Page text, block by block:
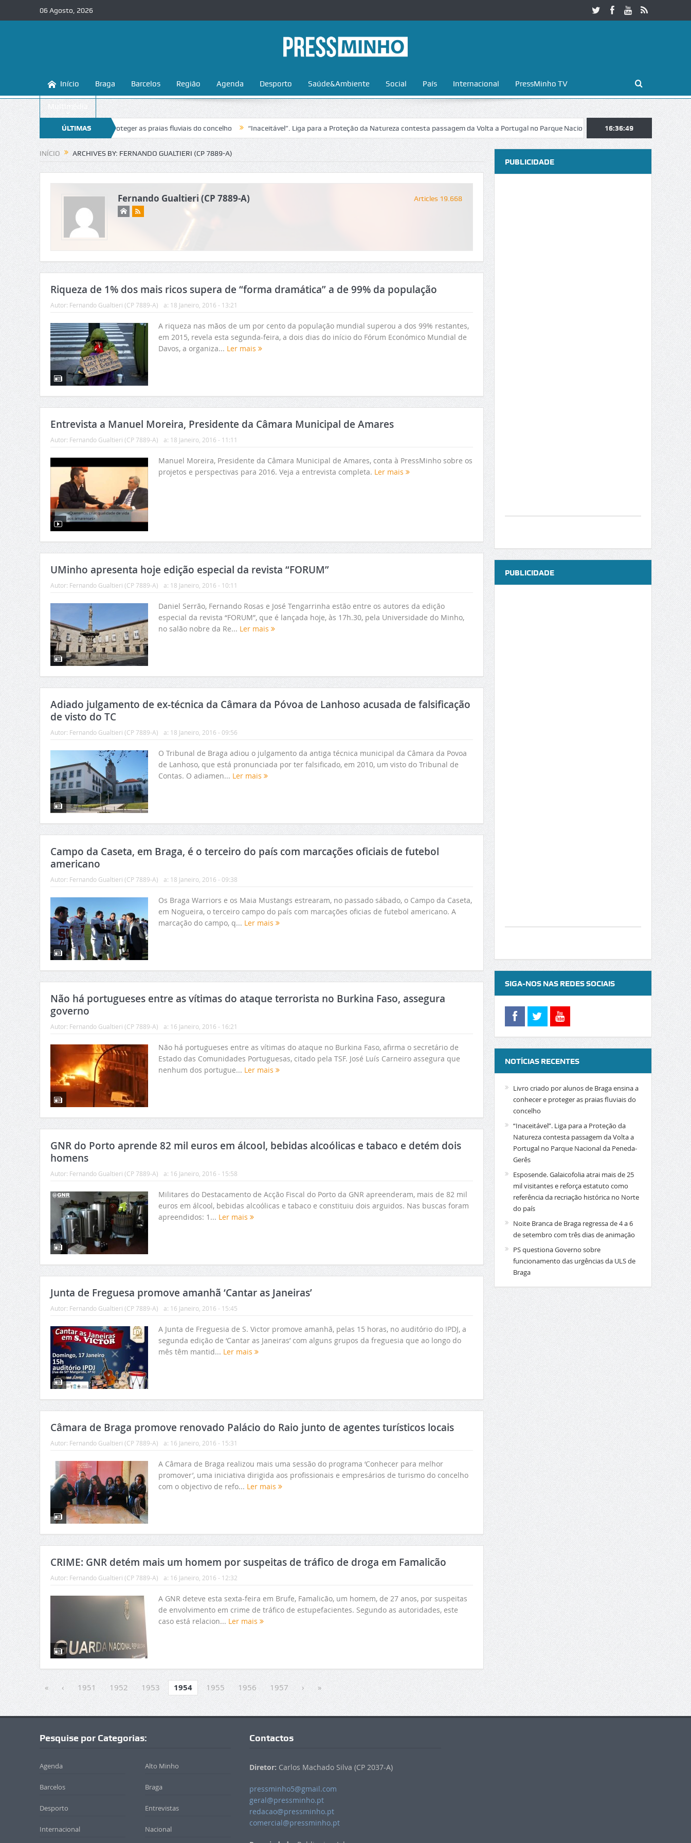
06 Agosto, 2026
Início Braga Barcelos Região Agenda Desporto Saúde&Ambiente Social País Internacional PressMinho TV
Multimédia
ÚLTIMAS
NOTÍCIAS
ensina a conhecer e proteger as praias fluviais do concelho “Inaceitável”. Liga para a Proteção da Natureza contesta passagem da Volta a Portugal no Parque Nacional da Peneda-Gerês Esposende.
16:36:50
INÍCIO ARCHIVES BY: FERNANDO GUALTIERI (CP 7889-A)
Fernando Gualtieri (CP 7889-A) Articles 19.668
Riqueza de 1% dos mais ricos supera de “forma dramática” a de 99% da população
Autor: Fernando Gualtieri (CP 7889-A) a: 18 Janeiro, 2016 - 13:21
A riqueza nas mãos de um por cento da população mundial superou a dos 99% restantes,
em 2015, revela esta segunda-feira, a dois dias do início do Fórum Económico Mundial de
Davos, a organiza... Ler mais
Entrevista a Manuel Moreira, Presidente da Câmara Municipal de Amares
Autor: Fernando Gualtieri (CP 7889-A) a: 18 Janeiro, 2016 - 11:11
Manuel Moreira, Presidente da Câmara Municipal de Amares, conta à PressMinho sobre os
projetos e perspectivas para 2016. Veja a entrevista completa. Ler mais
UMinho apresenta hoje edição especial da revista “FORUM”
Autor: Fernando Gualtieri (CP 7889-A) a: 18 Janeiro, 2016 - 10:11
Daniel Serrão, Fernando Rosas e José Tengarrinha estão entre os autores da edição
especial da revista “FORUM”, que é lançada hoje, às 17h.30, pela Universidade do Minho,
no salão nobre da Re... Ler mais
Adiado julgamento de ex-técnica da Câmara da Póvoa de Lanhoso acusada de falsificação
de visto do TC
Autor: Fernando Gualtieri (CP 7889-A) a: 18 Janeiro, 2016 - 09:56
O Tribunal de Braga adiou o julgamento da antiga técnica municipal da Câmara da Povoa
de Lanhoso, que está pronunciada por ter falsificado, em 2010, um visto do Tribunal de
Contas. O adiamen... Ler mais
Campo da Caseta, em Braga, é o terceiro do país com marcações oficiais de futebol
americano
Autor: Fernando Gualtieri (CP 7889-A) a: 18 Janeiro, 2016 - 09:38
Os Braga Warriors e os Maia Mustangs estrearam, no passado sábado, o Campo da Caseta,
em Nogueira, o terceiro campo do país com marcações oficias de futebol americano. A
marcação do campo, q... Ler mais
Não há portugueses entre as vítimas do ataque terrorista no Burkina Faso, assegura
governo
Autor: Fernando Gualtieri (CP 7889-A) a: 16 Janeiro, 2016 - 16:21
Não há portugueses entre as vítimas do ataque no Burkina Faso, afirma o secretário de
Estado das Comunidades Portuguesas, citado pela TSF. José Luís Carneiro assegura que
nenhum dos portugue... Ler mais
GNR do Porto aprende 82 mil euros em álcool, bebidas alcoólicas e tabaco e detém dois
homens
Autor: Fernando Gualtieri (CP 7889-A) a: 16 Janeiro, 2016 - 15:58
Militares do Destacamento de Acção Fiscal do Porto da GNR apreenderam, mais de 82 mil
euros em álcool, bebidas alcoólicas e tabaco e constituiu dois arguidos. Nas buscas foram
apreendidos: 1... Ler mais
Junta de Freguesa promove amanhã ‘Cantar as Janeiras’
Autor: Fernando Gualtieri (CP 7889-A) a: 16 Janeiro, 2016 - 15:45
A Junta de Freguesia de S. Victor promove amanhã, pelas 15 horas, no auditório do IPDJ, a
segunda edição de ‘Cantar as Janeiras’ com alguns grupos da freguesia que ao longo do
mês têm mantid... Ler mais
Câmara de Braga promove renovado Palácio do Raio junto de agentes turísticos locais
Autor: Fernando Gualtieri (CP 7889-A) a: 16 Janeiro, 2016 - 15:31
A Câmara de Braga realizou mais uma sessão do programa ‘Conhecer para melhor
promover’, uma iniciativa dirigida aos profissionais e empresários de turismo do concelho
com o objectivo de refo... Ler mais
CRIME: GNR detém mais um homem por suspeitas de tráfico de droga em Famalicão
Autor: Fernando Gualtieri (CP 7889-A) a: 16 Janeiro, 2016 - 12:32
A GNR deteve esta sexta-feira em Brufe, Famalicão, um homem, de 27 anos, por suspeitas
de envolvimento em crime de tráfico de estupefacientes. Segundo as autoridades, este
caso está relacion... Ler mais
« ‹ 1951 1952 1953 1954 1955 1956 1957 › »
PUBLICIDADE
PUBLICIDADE
SIGA-NOS NAS REDES SOCIAIS
NOTÍCIAS RECENTES
Livro criado por alunos de Braga ensina a
conhecer e proteger as praias fluviais do
concelho
“Inaceitável”. Liga para a Proteção da
Natureza contesta passagem da Volta a
Portugal no Parque Nacional da Peneda-
Gerês
Esposende. Galaicofolia atrai mais de 25
mil visitantes e reforça estatuto como
referência da recriação histórica no Norte
do país
Noite Branca de Braga regressa de 4 a 6
de setembro com três dias de animação
PS questiona Governo sobre
funcionamento das urgências da ULS de
Braga
Pesquise por Categorias:
Agenda Alto Minho
Barcelos Braga
Desporto Entrevistas
Internacional Nacional
Contactos
Diretor: Carlos Machado Silva (CP 2037-A)
pressminho5@gmail.com
geral@pressminho.pt
redacao@pressminho.pt
comercial@pressminho.pt